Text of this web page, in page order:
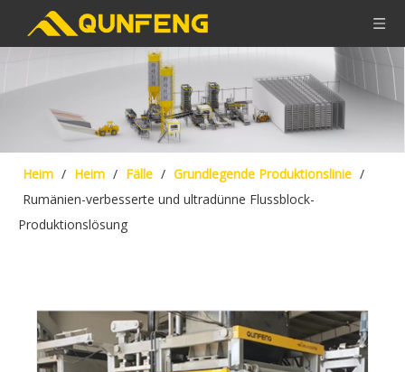
Heim / Heim / Fälle / Grundlegende Produktionslinie /
Rumänien-verbesserte und ultradünne Flussblock-
Produktionslösung